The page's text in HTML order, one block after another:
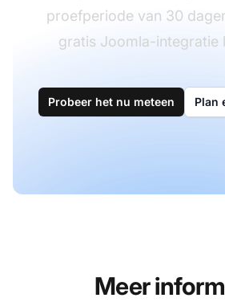
proefperiode van 30
gratis Joomla-integratie
Probeer het nu meteen Plan
Meer